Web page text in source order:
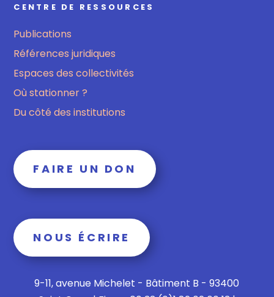
CENTRE DE RESSOURCES
Publications
Références juridiques
Espaces des collectivités
Où stationner ?
Du côté des institutions
FAIRE UN DON
NOUS ÉCRIRE
9-11, avenue Michelet - Bâtiment B - 93400